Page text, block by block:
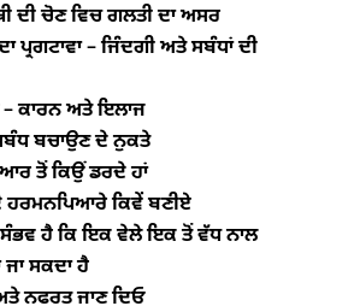
ਦੀ ਚੋਣ ਵਿਚ ਗਲਤੀ ਦਾ ਅਸਰ
ਪ੍ਰਗਟਾਵਾ – ਜਿੰਦਗੀ ਅਤੇ ਸਬੰਧਾਂ ਦੀ
– ਕਾਰਨ ਅਤੇ ਇਲਾਜ
ਬਚਾਉਣ ਦੇ ਨੁਕਤੇ
ਤੋਂ ਕਿਉਂ ਡਰਦੇ ਹਾਂ
ਹਰਮਨਪਿਆਰੇ ਕਿਵੇਂ ਬਣੀਏ
ਹੈ ਕਿ ਇਕ ਵੇਲੇ ਇਕ ਤੋਂ ਵੱਧ ਨਾਲ
ਸਕਦਾ ਹੈ
ਨਫਰਤ ਜਾਣ ਦਿਓ